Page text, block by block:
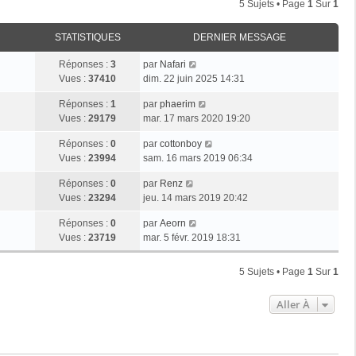
5 Sujets • Page 1 Sur 1
STATISTIQUES DERNIER MESSAGE
Réponses : 3
Vues : 37410
par Nafari
dim. 22 juin 2025 14:31
Réponses : 1
Vues : 29179
par phaerim
mar. 17 mars 2020 19:20
Réponses : 0
Vues : 23994
par cottonboy
sam. 16 mars 2019 06:34
Réponses : 0
Vues : 23294
par Renz
jeu. 14 mars 2019 20:42
Réponses : 0
Vues : 23719
par Aeorn
mar. 5 févr. 2019 18:31
5 Sujets • Page 1 Sur 1
Aller À